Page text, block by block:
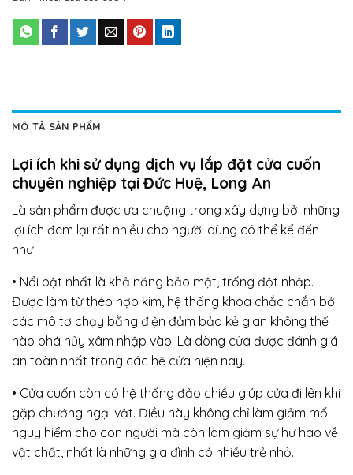
MÔ TẢ SẢN PHẨM
Lợi ích khi sử dụng dịch vụ lắp đặt cửa cuốn
chuyên nghiệp tại Đức Huệ, Long An
Là sản phẩm được ưa chuộng trong xây dựng bởi những
lợi ích đem lại rất nhiều cho người dùng có thể kể đến
như
• Nổi bật nhất là khả năng bảo mật, trống đột nhập.
Được làm từ thép hợp kim, hệ thống khóa chắc chắn bởi
các mô tơ chạy bằng điện đảm bảo kẻ gian không thể
nào phá hủy xâm nhập vào. Là dòng cửa được đánh giá
an toàn nhất trong các hệ cửa hiện nay.
• Cửa cuốn còn có hệ thống đảo chiều giúp cửa đi lên khi
gặp chướng ngại vật. Điều này không chỉ làm giảm mối
nguy hiểm cho con người mà còn làm giảm sự hư hao về
vật chất, nhất là những gia đình có nhiều trẻ nhỏ.